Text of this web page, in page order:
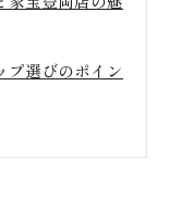
プ選びのポイン